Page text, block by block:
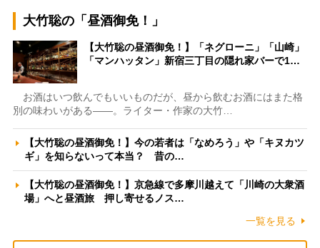
大竹聡の「昼酒御免！」
【大竹聡の昼酒御免！】「ネグローニ」「山崎」
「マンハッタン」新宿三丁目の隠れ家バーで1…
お酒はいつ飲んでもいいものだが、昼から飲むお酒にはまた格
別の味わいがある――。ライター・作家の大竹…
【大竹聡の昼酒御免！】今の若者は「なめろう」や「キヌカツ
ギ」を知らないって本当？ 昔の…
【大竹聡の昼酒御免！】京急線で多摩川越えて「川崎の大衆酒
場」へと昼酒旅 押し寄せるノス…
一覧を見る